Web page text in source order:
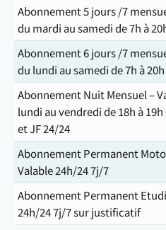
Abonnement 5 jours /7
du mardi au samedi de 7h à
Abonnement 6 jours /7
du lundi au samedi de 7h à 20h
Abonnement Nuit Mensuel –
lundi au vendredi de 18h à
et JF 24/24
Abonnement Permanent
Valable 24h/24 7j/7
Abonnement Permanent
24h/24 7j/7 sur justificatif